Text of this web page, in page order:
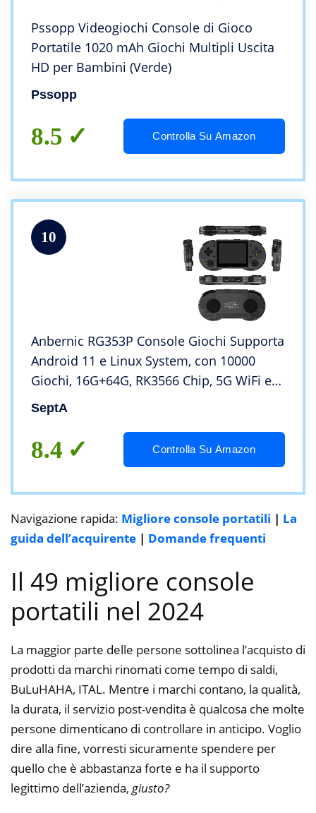
Pssopp Videogiochi Console di Gioco
Portatile 1020 mAh Giochi Multipli Uscita
HD per Bambini (Verde)
Pssopp
8.5 Controlla Su Amazon
10
Anbernic RG353P Console Giochi Supporta
Android 11 e Linux System, con 10000
Giochi, 16G+64G, RK3566 Chip, 5G WiFi e
Bluetooth, 3,5 Pollici Console Portatile
Giochi Retro
SeptA
8.4 Controlla Su Amazon
Navigazione rapida: Migliore console portatili | La
guida dell’acquirente | Domande frequenti
Il 49 migliore console
portatili nel 2024
La maggior parte delle persone sottolinea l’acquisto di
prodotti da marchi rinomati come tempo di saldi,
BuLuHAHA, ITAL. Mentre i marchi contano, la qualità,
la durata, il servizio post-vendita è qualcosa che molte
persone dimenticano di controllare in anticipo. Voglio
dire alla fine, vorresti sicuramente spendere per
quello che è abbastanza forte e ha il supporto
legittimo dell’azienda, giusto?